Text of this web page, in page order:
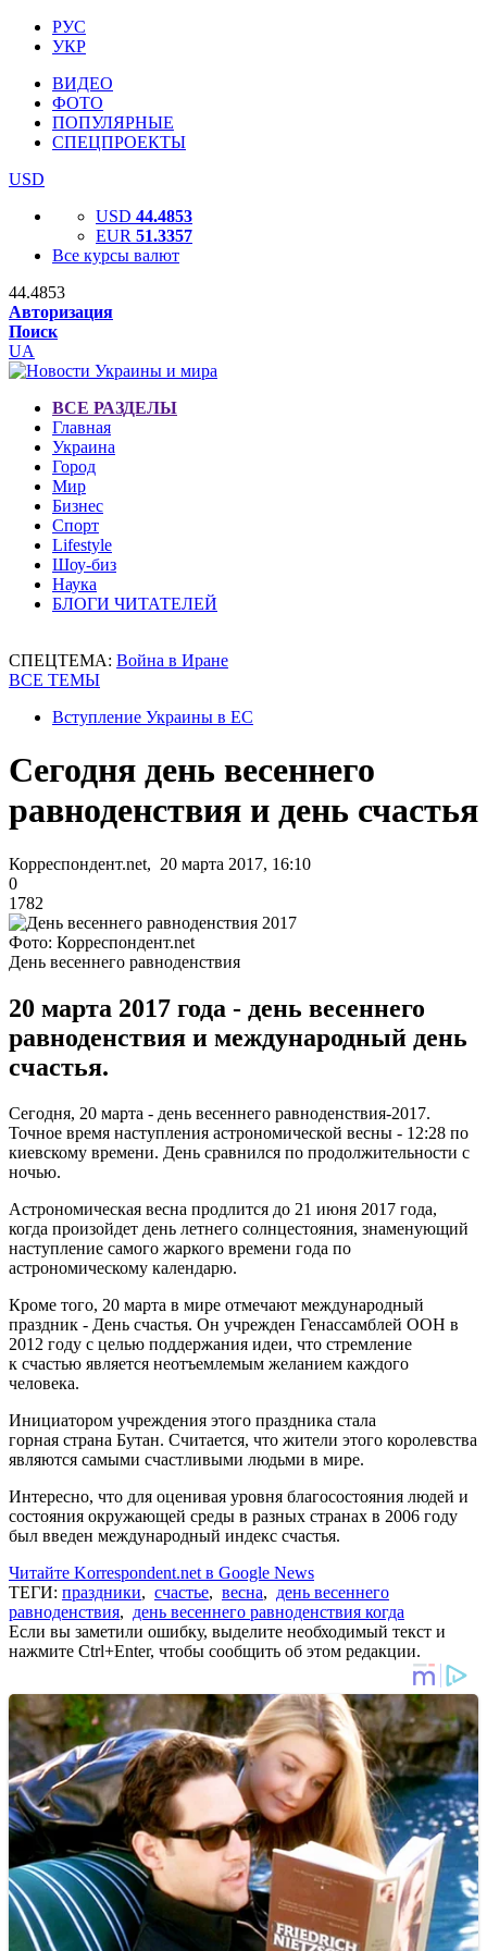
РУС
УКР
ВИДЕО
ФОТО
ПОПУЛЯРНЫЕ
СПЕЦПРОЕКТЫ
USD
USD 44.4853
EUR 51.3357
Все курсы валют
44.4853
Авторизация
Поиск
UA
ВСЕ РАЗДЕЛЫ
Главная
Украина
Город
Мир
Бизнес
Спорт
Lifestyle
Шоу-биз
Наука
БЛОГИ ЧИТАТЕЛЕЙ
СПЕЦТЕМА: Война в Иране
ВСЕ ТЕМЫ
Вступление Украины в ЕС
Сегодня день весеннего
равноденствия и день счастья
Корреспондент.net, 20 марта 2017, 16:10
0
1782
Фото: Корреспондент.net
День весеннего равноденствия
20 марта 2017 года - день весеннего
равноденствия и международный день
счастья.
Сегодня, 20 марта - день весеннего равноденствия-2017.
Точное время наступления астрономической весны - 12:28 по
киевскому времени. День сравнился по продолжительности с
ночью.
Астрономическая весна продлится до 21 июня 2017 года,
когда произойдет день летнего солнцестояния, знаменующий
наступление самого жаркого времени года по
астрономическому календарю.
Кроме того, 20 марта в мире отмечают международный
праздник - День счастья. Он учрежден Генассамблей ООН в
2012 году с целью поддержания идеи, что стремление
к счастью является неотъемлемым желанием каждого
человека.
Инициатором учреждения этого праздника стала
горная страна Бутан. Считается, что жители этого королевства
являются самыми счастливыми людьми в мире.
Интересно, что для оценивая уровня благосостояния людей и
состояния окружающей среды в разных странах в 2006 году
был введен международный индекс счастья.
Читайте Korrespondent.net в Google News
ТЕГИ: праздники, счастье, весна, день весеннего
равноденствия, день весеннего равноденствия когда
Если вы заметили ошибку, выделите необходимый текст и
нажмите Ctrl+Enter, чтобы сообщить об этом редакции.